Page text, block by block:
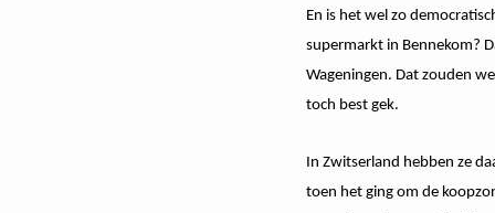
En is het wel zo
supermarkt in Bennekom?
Wageningen. Dat zouden
toch best gek.
In Zwitserland hebben ze
toen het ging om de